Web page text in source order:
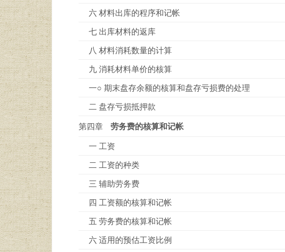
六 材料出库的程序和记帐
七 出库材料的返库
八 材料消耗数量的计算
九 消耗材料单价的核算
一○ 期末盘存余额的核算和盘存亏损费的处理
二 盘存亏损抵押款
第四章
劳务费的核算和记帐
一 工资
二 工资的种类
三 辅助劳务费
四 工资额的核算和记帐
五 劳务费的核算和记帐
六 适用的预估工资比例